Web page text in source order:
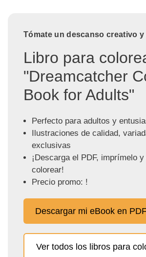
Tómate un descanso creativo y
Libro para
"Dreamcatcher
Book for Adults"
Perfecto para adultos y
Ilustraciones de calidad,
exclusivas
¡Descarga el PDF, imprímelo
colorear!
Precio promo: !
Descargar mi eBook en
Ver todos los libros para